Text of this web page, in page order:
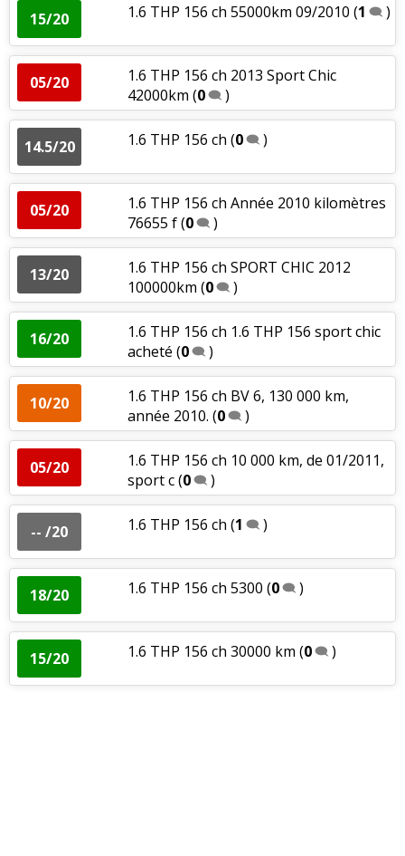
15/20 1.6 THP 156 ch 55000km 09/2010 (1 )
05/20
1.6 THP 156 ch 2013 Sport Chic
42000km (0 )
14.5/20 1.6 THP 156 ch (0 )
05/20
1.6 THP 156 ch Année 2010 kilomètres
76655 f(0 )
13/20
1.6 THP 156 ch SPORT CHIC 2012
100000km (0 )
16/20
1.6 THP 156 ch 1.6 THP 156 sport chic
acheté (0 )
10/20
1.6 THP 156 ch BV 6, 130 000 km,
année 2010. (0 )
05/20
1.6 THP 156 ch 10 000 km, de 01/2011,
sport c(0 )
-- /20 1.6 THP 156 ch (1 )
18/20 1.6 THP 156 ch 5300 (0 )
15/20 1.6 THP 156 ch 30000 km (0 )